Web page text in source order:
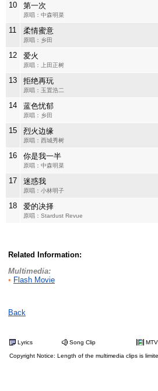
10 第一次
原唱：中森明菜
11 柔情蜜意
原唱：乡田
12 爱火
原唱：上田正树
13 拒绝再玩
原唱：玉置浩二
14 蓝色忧郁
原唱：乡田
15 烈火边缘
原唱：西城秀树
16 你是我一半
原唱：中森明菜
17 迷惑我
原唱：小林明子
18 爱的决择
原唱：Stardust Revue
Related Information:
Multimedia:
• Flash Movie
Back
Lyrics Song Clip MTV
Copyright Notice: Length of the multimedia clips is